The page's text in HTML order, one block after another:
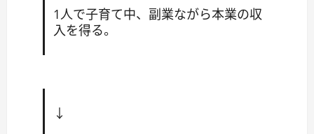
1人で子育て中、副業ながら本業の収
入を得る。
↓